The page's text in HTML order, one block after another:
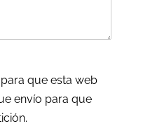
que esta web
envío para que